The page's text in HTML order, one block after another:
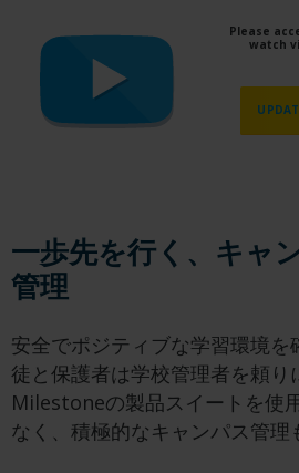
Please
watch
一歩先を行く、キャ
管理
安全でポジティブな学習環境を
徒と保護者は学校管理者を頼り
Milestoneの製品スイートを使
なく、積極的なキャンパス管理